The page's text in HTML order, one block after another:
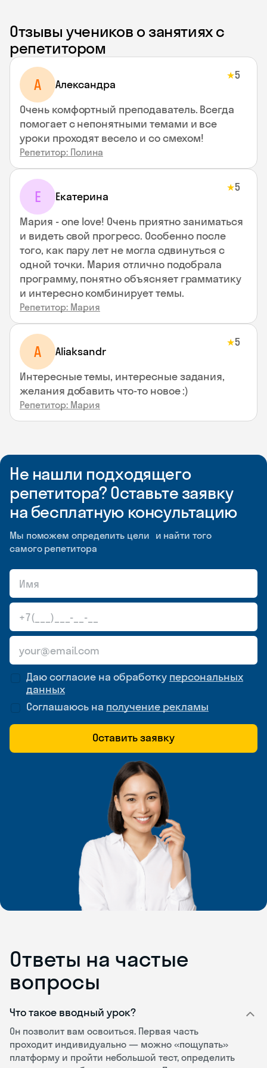
Отзывы учеников о занятиях с
репетитором
A Aлександра
★5
Очень комфортный преподаватель. Всегда
помогает с непонятными темами и все
уроки проходят весело и со смехом!
Репетитор: Полина
Е Екатерина
★5
Мария - one love! Очень приятно заниматься
и видеть свой прогресс. Особенно после
того, как пару лет не могла сдвинуться с
одной точки. Мария отлично подобрала
программу, понятно объясняет грамматику
и интересно комбинирует темы.
Репетитор: Мария
A Aliaksandr
★5
Интересные темы, интересные задания,
желания добавить что-то новое :)
Репетитор: Мария
Не нашли подходящего
репетитора? Оставьте заявку
на бесплатную консультацию
Мы поможем определить цели и найти того
самого репетитора
Даю согласие на обработку персональных
данных
Соглашаюсь на получение рекламы
Оставить заявку
Ответы на частые
вопросы
Что такое вводный урок?
Он позволит вам освоиться. Первая часть
проходит индивидуально — можно «пощупать»
платформу и пройти небольшой тест, определить